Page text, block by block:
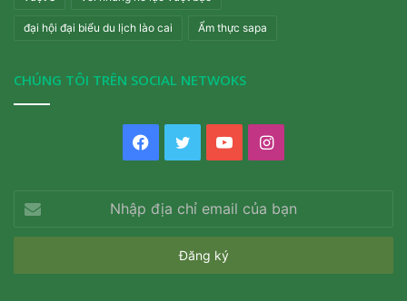
đại hội đại biểu du lịch lào cai Ẩm thực sapa
CHÚNG TÔI TRÊN SOCIAL NETWOKS
Facebook
TwitterYouTubeInstagram
địa
chỉ
của